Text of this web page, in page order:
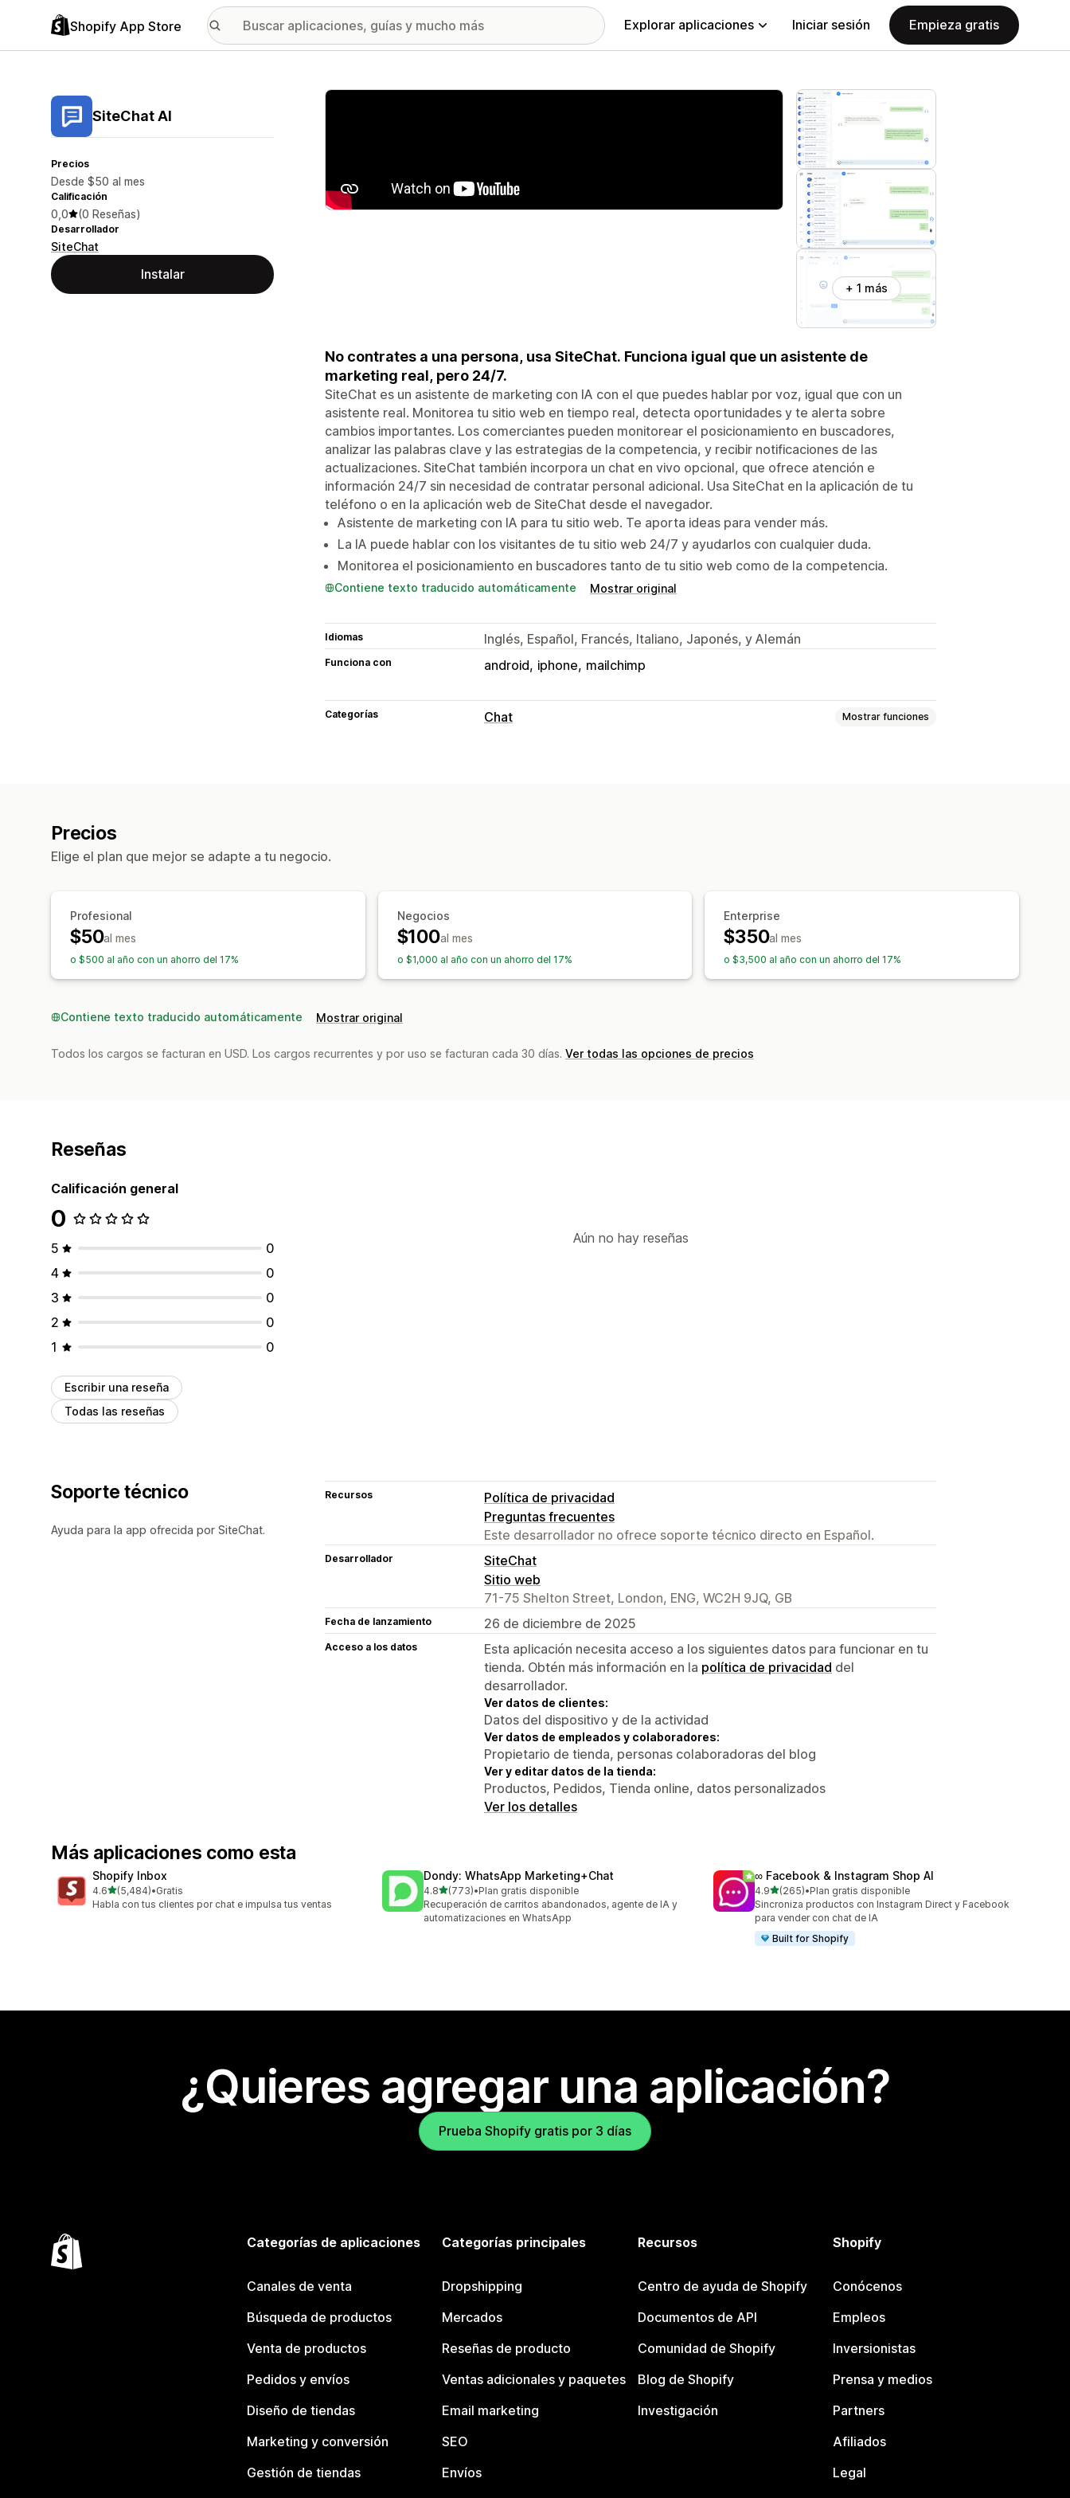
Shopify App Store Explorar aplicaciones Iniciar sesión Empieza gratis
SiteChat AI
Precios
Desde $50 al mes
Calificación
0,0 (0 Reseñas)
Desarrollador
SiteChat
Instalar
Galería de imágenes destacadas
+ 1 más
No contrates a una persona, usa SiteChat. Funciona igual que un asistente de
marketing real, pero 24/7.
SiteChat es un asistente de marketing con IA con el que puedes hablar por voz, igual que con un
asistente real. Monitorea tu sitio web en tiempo real, detecta oportunidades y te alerta sobre
cambios importantes. Los comerciantes pueden monitorear el posicionamiento en buscadores,
analizar las palabras clave y las estrategias de la competencia, y recibir notificaciones de las
actualizaciones. SiteChat también incorpora un chat en vivo opcional, que ofrece atención e
información 24/7 sin necesidad de contratar personal adicional. Usa SiteChat en la aplicación de tu
teléfono o en la aplicación web de SiteChat desde el navegador.
Asistente de marketing con IA para tu sitio web. Te aporta ideas para vender más.
La IA puede hablar con los visitantes de tu sitio web 24/7 y ayudarlos con cualquier duda.
Monitorea el posicionamiento en buscadores tanto de tu sitio web como de la competencia.
Contiene texto traducido automáticamente Mostrar original
Idiomas Inglés, Español, Francés, Italiano, Japonés, y Alemán
Funciona con android iphone mailchimp
Categorías Chat Mostrar funciones
Ventana del chat
Botones del chat Asignación del chat
Precios
Elige el plan que mejor se adapte a tu negocio.
Profesional
$50al mes
o $500 al año con un ahorro del 17%
Negocios
$100al mes
o $1,000 al año con un ahorro del 17%
Enterprise
$350al mes
o $3,500 al año con un ahorro del 17%
Contiene texto traducido automáticamente Mostrar original
Todos los cargos se facturan en USD. Los cargos recurrentes y por uso se facturan cada 30 días. Ver todas las opciones de precios
Reseñas
Calificación general
0
5
0
4
0
3
0
2
0
1
0
Escribir una reseña
Todas las reseñas
Aún no hay reseñas
Soporte técnico
Ayuda para la app ofrecida por SiteChat.
Recursos
Política de privacidad
Preguntas frecuentes
Este desarrollador no ofrece soporte técnico directo en Español.
Desarrollador
SiteChat
Sitio web
71-75 Shelton Street, London, ENG, WC2H 9JQ, GB
Fecha de lanzamiento 26 de diciembre de 2025
Acceso a los datos
Esta aplicación necesita acceso a los siguientes datos para funcionar en tu
tienda. Obtén más información en la política de privacidad del
desarrollador.
Ver datos de clientes:
Datos del dispositivo y de la actividad
Ver datos de empleados y colaboradores:
Propietario de tienda, personas colaboradoras del blog
Ver y editar datos de la tienda:
Productos, Pedidos, Tienda online, datos personalizados
Ver los detalles
Más aplicaciones como esta
Shopify Inbox
4.6de 5 estrellas
(5,484)
5484 reseñas en total
•Gratis
Habla con tus clientes por chat e impulsa tus ventas
Dondy: WhatsApp Marketing+Chat
4.8de 5 estrellas
(773)
773 reseñas en total
•Plan gratis disponible
Recuperación de carritos abandonados, agente de IA y
automatizaciones en WhatsApp
∞ Facebook & Instagram Shop AI
4.9de 5 estrellas
(265)
265 reseñas en total
•Plan gratis disponible
Sincroniza productos con Instagram Direct y Facebook
para vender con chat de IA
Built for Shopify
¿Quieres agregar una aplicación?
Prueba Shopify gratis por 3 días
Categorías de aplicaciones
Canales de venta
Búsqueda de productos
Venta de productos
Pedidos y envíos
Diseño de tiendas
Marketing y conversión
Gestión de tiendas
Categorías principales
Dropshipping
Mercados
Reseñas de producto
Ventas adicionales y paquetes
Email marketing
SEO
Envíos
Recursos
Centro de ayuda de Shopify
Documentos de API
Comunidad de Shopify
Blog de Shopify
Investigación
Shopify
Conócenos
Empleos
Inversionistas
Prensa y medios
Partners
Afiliados
Legal